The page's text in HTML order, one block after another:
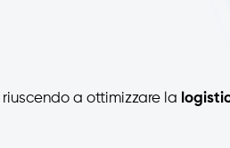
riuscendo a ottimizzare la